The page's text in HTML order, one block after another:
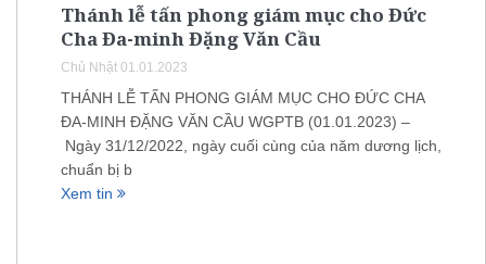
Thánh lễ tấn phong giám mục cho Đức
Cha Đa-minh Đặng Văn Cầu
Chủ Nhật 01.01.2023
THÁNH LỄ TẤN PHONG GIÁM MỤC CHO ĐỨC CHA
ĐA-MINH ĐẶNG VĂN CẦU WGPTB (01.01.2023) –
Ngày 31/12/2022, ngày cuối cùng của năm dương lịch,
chuẩn bị b
Xem tin